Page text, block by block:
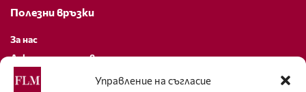
Управление на съгласие
Полезни връзки
За нас
Декларация за поверителност
Политика за бисквитки